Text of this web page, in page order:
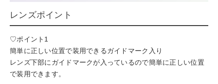
レンズポイント
♡ポイント1
簡単に正しい位置で装用できるガイドマーク入り
レンズ下部にガイドマークが入っているので簡単に正しい位置
で装用できます。